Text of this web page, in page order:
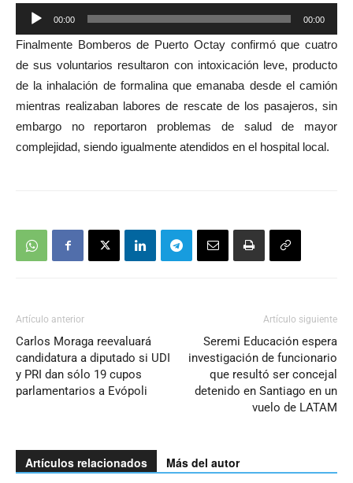
Reproductor
de
audio
00:00 00:00
Finalmente Bomberos de Puerto Octay confirmó que cuatro
de sus voluntarios resultaron con intoxicación leve, producto
de la inhalación de formalina que emanaba desde el camión
mientras realizaban labores de rescate de los pasajeros, sin
embargo no reportaron problemas de salud de mayor
complejidad, siendo igualmente atendidos en el hospital local.
Artículo anterior
Carlos Moraga reevaluará
candidatura a diputado si UDI
y PRI dan sólo 19 cupos
parlamentarios a Evópoli
Artículo siguiente
Seremi Educación espera
investigación de funcionario
que resultó ser concejal
detenido en Santiago en un
vuelo de LATAM
Artículos relacionados Más del autor